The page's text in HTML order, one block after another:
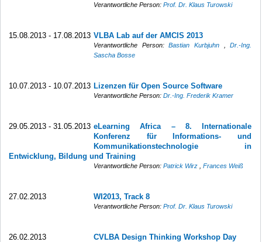
Verantwortliche Person:Prof. Dr. Klaus Turowski
15.08.2013 - 17.08.2013 VLBA Lab auf der AMCIS 2013
Verantwortliche Person:Bastian Kurbjuhn ,Dr.-Ing.
Sascha Bosse
10.07.2013 - 10.07.2013 Lizenzen für Open Source Software
Verantwortliche Person:Dr.-Ing. Frederik Kramer
29.05.2013 - 31.05.2013 eLearning Africa – 8. Internationale
Konferenz für Informations- und
Kommunikationstechnologie in
Entwicklung, Bildung und Training
Verantwortliche Person:Patrick Wirz ,Frances Weiß
27.02.2013 WI2013, Track 8
Verantwortliche Person:Prof. Dr. Klaus Turowski
26.02.2013 CVLBA Design Thinking Workshop Day